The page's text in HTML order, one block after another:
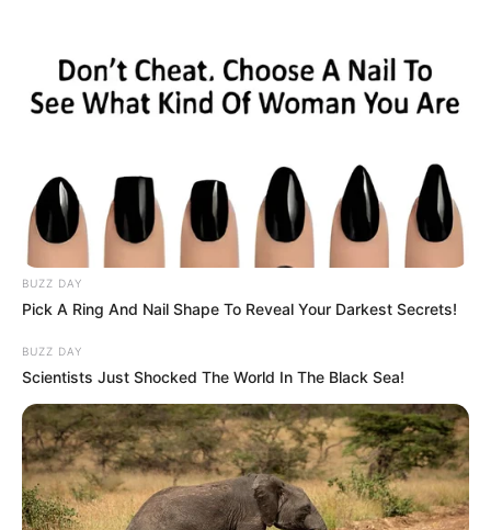
Történelmi fordulat!
Megérkeztek az első számok,
ilyen még nem volt dél 12-kor
by Szerző • April 12, 2026
BUZZ DAY
Pick A Ring And Nail Shape To Reveal Your Darkest Secrets!
BUZZ DAY
Scientists Just Shocked The World In The Black Sea!